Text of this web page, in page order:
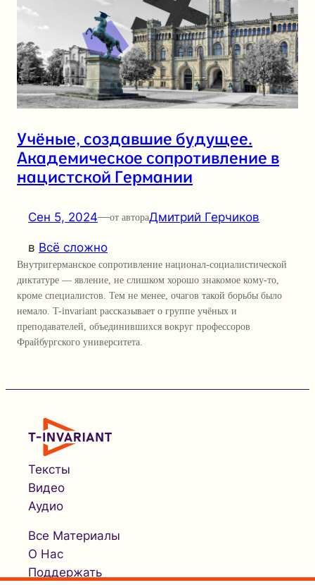
Учёные, создавшие будущее.
Академическое сопротивление в
нацистской Германии
Сен 5, 2024—от автораДмитрий Герчиков
в Всё сложно
Внутригерманское сопротивление национал-социалистической
диктатуре — явление, не слишком хорошо знакомое кому-то,
кроме специалистов. Тем не менее, очагов такой борьбы было
немало. T-invariant рассказывает о группе учёных и
преподавателей, объединившихся вокруг профессоров
Фрайбургского университета.
Тексты
Видео
Аудио
Все Материалы
О Нас
Поддержать